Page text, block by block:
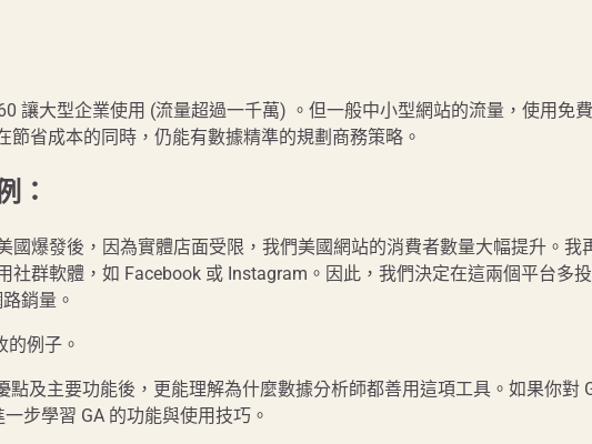
讓大型企業使用 (流量超過一千萬) 。但一般中小型網站的流量，使用免
省成本的同時，仍能有數據精準的規劃商務策略。
：
國爆發後，因為實體店面受限，我們美國網站的消費者數量大幅提升。我
社群軟體，如 Facebook 或 Instagram。因此，我們決定在這兩個平台多
銷量。
例子。
及主要功能後，更能理解為什麼數據分析師都善用這項工具。如果你對
一步學習 GA 的功能與使用技巧。